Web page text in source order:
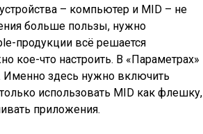
– компьютер и MID – не
больше пользы, нужно
продукции всё решается
кое-что настроить. В «Параметрах»
Именно здесь нужно включить
использовать MID как флешку,
приложения.